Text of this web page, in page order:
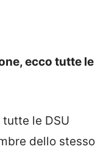
ecco tutte le
le DSU
dello stesso